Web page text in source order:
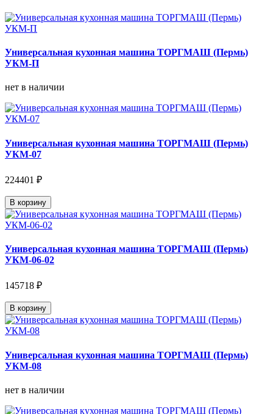
Универсальная кухонная машина ТОРГМАШ (Пермь)
УКМ-П
нет в наличии
Универсальная кухонная машина ТОРГМАШ (Пермь)
УКМ-07
224401 ₽
В корзину
Универсальная кухонная машина ТОРГМАШ (Пермь)
УКМ-06-02
145718 ₽
В корзину
Универсальная кухонная машина ТОРГМАШ (Пермь)
УКМ-08
нет в наличии